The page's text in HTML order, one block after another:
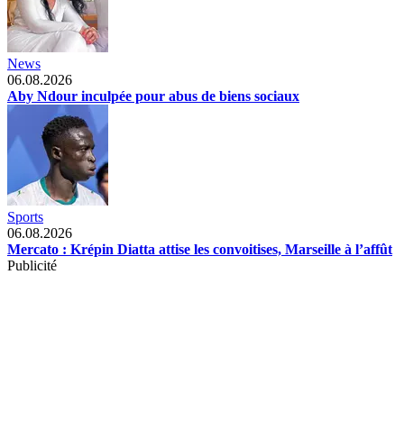
News
06.08.2026
Aby Ndour inculpée pour abus de biens sociaux
Sports
06.08.2026
Mercato : Krépin Diatta attise les convoitises, Marseille à l’affût
Publicité